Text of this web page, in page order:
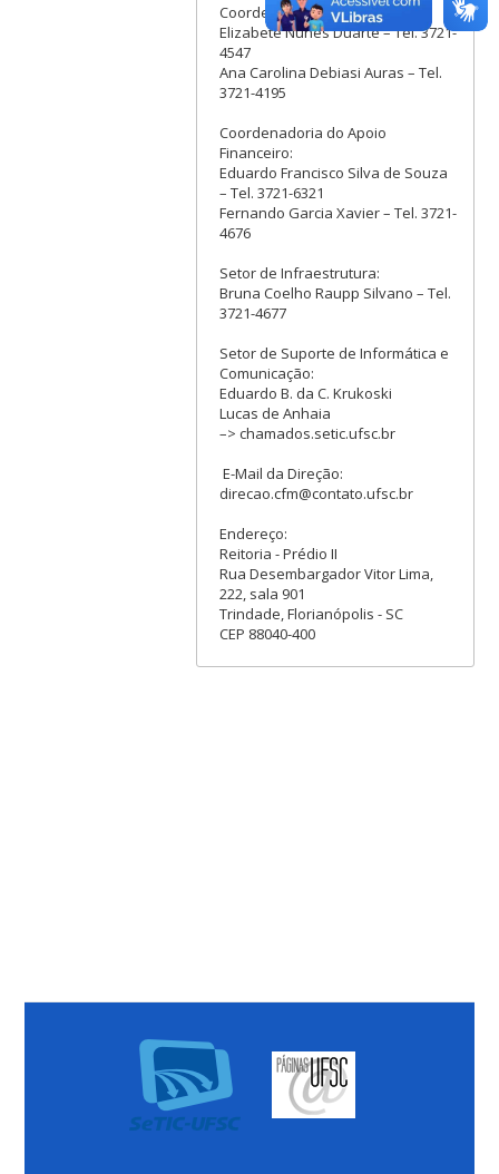
Coordenação Administrativa:
Elizabete Nunes Duarte – Tel. 3721-
4547
Ana Carolina Debiasi Auras – Tel.
3721-4195
Coordenadoria do Apoio
Financeiro:
Eduardo Francisco Silva de Souza
– Tel. 3721-6321
Fernando Garcia Xavier – Tel. 3721-
4676
Setor de Infraestrutura:
Bruna Coelho Raupp Silvano – Tel.
3721-4677
Setor de Suporte de Informática e
Comunicação:
Eduardo B. da C. Krukoski
Lucas de Anhaia
–> chamados.setic.ufsc.br
E-Mail da Direção:
direcao.cfm@contato.ufsc.br
Endereço:
Reitoria - Prédio II
Rua Desembargador Vitor Lima,
222, sala 901
Trindade, Florianópolis - SC
CEP 88040-400